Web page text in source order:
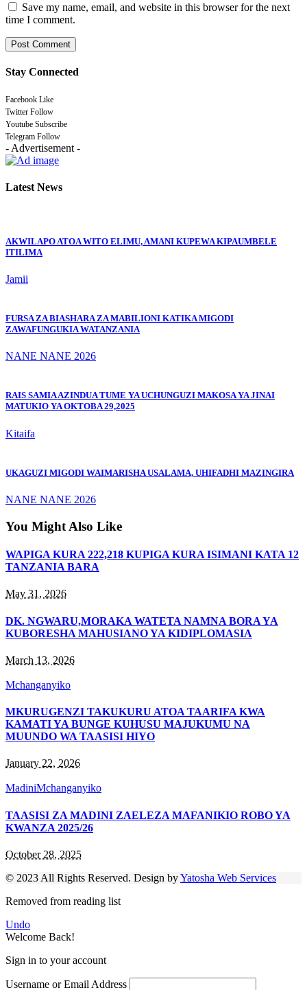
Save my name, email, and website in this browser for the next
time I comment.
Stay Connected
Facebook Like
Twitter Follow
Youtube Subscribe
Telegram Follow
- Advertisement -
Latest News
AKWILAPO ATOA WITO ELIMU, AMANI KUPEWA KIPAUMBELE
ITILIMA
Jamii
FURSA ZA BIASHARA ZA MABILIONI KATIKA MIGODI
ZAWAFUNGUKIA WATANZANIA
NANE NANE 2026
RAIS SAMIA AZINDUA TUME YA UCHUNGUZI MAKOSA YA JINAI
MATUKIO YA OKTOBA 29,2025
Kitaifa
UKAGUZI MIGODI WAIMARISHA USALAMA, UHIFADHI MAZINGIRA
NANE NANE 2026
You Might Also Like
WAPIGA KURA 222,218 KUPIGA KURA ISIMANI KATA 12
TANZANIA BARA
May 31, 2026
DK. NGWARU,MORAKA WATETA NAMNA BORA YA
KUBORESHA MAHUSIANO YA KIDIPLOMASIA
March 13, 2026
Mchanganyiko
MKURUGENZI TAKUKURU ATOA TAARIFA KWA
KAMATI YA BUNGE KUHUSU MAJUKUMU NA
MUUNDO WA TAASISI HIYO
January 22, 2026
MadiniMchanganyiko
TAASISI ZA MADINI ZAELEZA MAFANIKIO ROBO YA
KWANZA 2025/26
October 28, 2025
© 2023 All Rights Reserved. Design byYatosha Web Services
Removed from reading list
Undo
Welcome Back!
Sign in to your account
Username or Email Address